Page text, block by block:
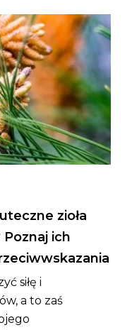
zioła
ich
siłę i
a to zaś